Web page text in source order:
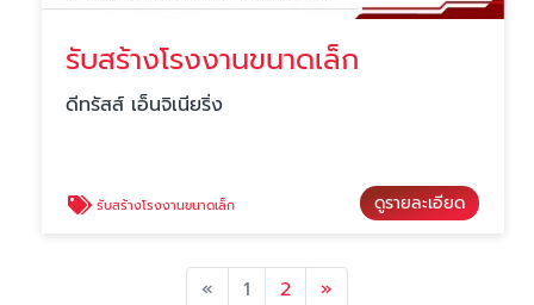
รับสร้างโรงงานขนาดเล็ก
ดีทรัสส์ เอ็นจิเนียริ่ง
รับสร้างโรงงานขนาดเล็ก ดูรายละเอียด
« Previous
1 2 »